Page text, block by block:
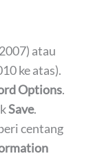
atau
ke atas).
Options.
Save.
centang